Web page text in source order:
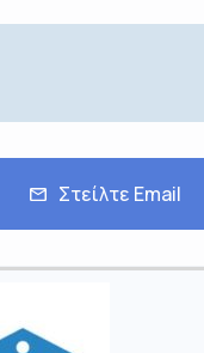
Στείλτε Email